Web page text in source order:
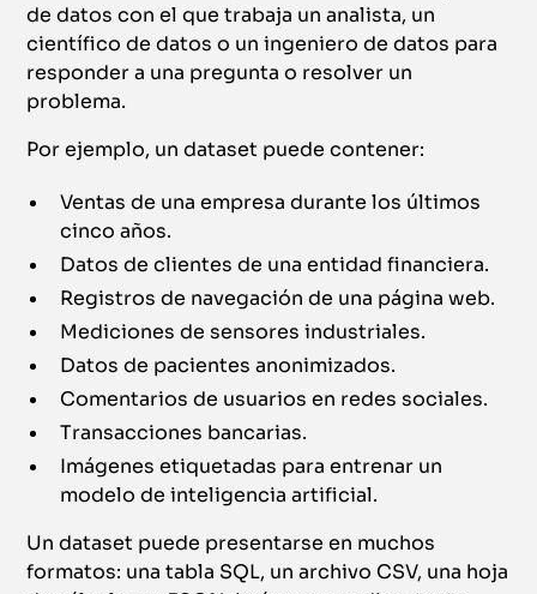
de datos con el que trabaja un analista, un
científico de datos o un ingeniero de datos para
responder a una pregunta o resolver un
problema.
Por ejemplo, un dataset puede contener:
Ventas de una empresa durante los últimos
cinco años.
Datos de clientes de una entidad financiera.
Registros de navegación de una página web.
Mediciones de sensores industriales.
Datos de pacientes anonimizados.
Comentarios de usuarios en redes sociales.
Transacciones bancarias.
Imágenes etiquetadas para entrenar un
modelo de inteligencia artificial.
Un dataset puede presentarse en muchos
formatos: una tabla SQL, un archivo CSV, una hoja